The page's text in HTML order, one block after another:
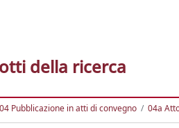
della ricerca
04 Pubblicazione in atti di convegno 04a